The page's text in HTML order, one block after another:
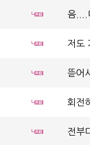
음....
저도
뜯어
회전
전부